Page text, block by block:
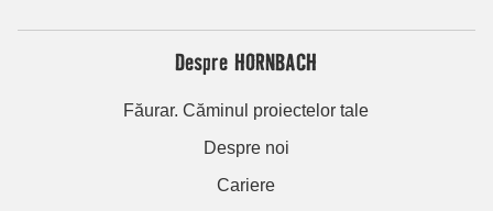
Despre HORNBACH
Făurar. Căminul proiectelor tale
Despre noi
Cariere